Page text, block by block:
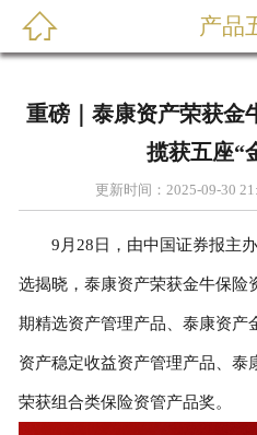
 产品
重磅｜泰康资产荣获金
揽获五座“
更新时间：2025-09-30
9月28日，由中国证券报主办
选揭晓，泰康资产荣获金牛保险
期精选资产管理产品、泰康资产
资产稳定收益资产管理产品、泰
荣获组合类保险资管产品奖。